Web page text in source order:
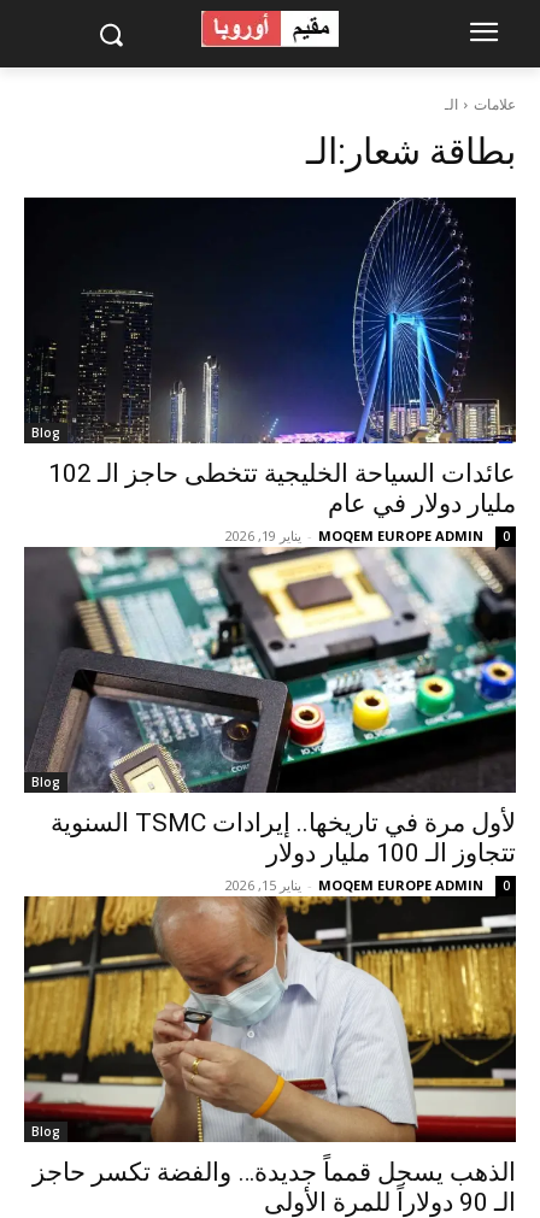
علامات الـ
بطاقة شعار:الـ
Blog
عائدات السياحة الخليجية تتخطى حاجز الـ 102
مليار دولار في عام
MOQEM EUROPE ADMIN
- يناير 19, 2026 0
Blog
لأول مرة في تاريخها.. إيرادات TSMC السنوية
تتجاوز الـ 100 مليار دولار
MOQEM EUROPE ADMIN
- يناير 15, 2026 0
Blog
الذهب يسجل قمماً جديدة… والفضة تكسر حاجز
الـ 90 دولاراً للمرة الأولى